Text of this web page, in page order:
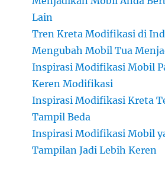
Lain
Tren Kreta Modifikasi di
Mengubah Mobil Tua
Inspirasi Modifikasi Mobil
Keren Modifikasi
Inspirasi Modifikasi Kreta
Tampil Beda
Inspirasi Modifikasi Mobil
Tampilan Jadi Lebih Keren